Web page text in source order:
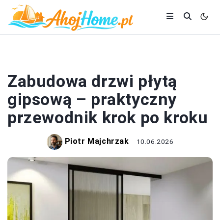
Zabudowa drzwi płytą
gipsową – praktyczny
przewodnik krok po kroku
Piotr Majchrzak 10.06.2026